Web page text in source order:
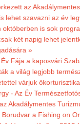
az
lehet szavazni az év
októberben is sok
két napig lehet
»
Fája a kaposvári
a világ legjobb
várjuk
- Az Év
Akadálymentes
Borudvar a Fishing on